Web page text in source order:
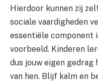
Hierdoor kunnen zij
sociale vaardigheden
essentiële component
voorbeeld. Kinderen
dus jouw eigen
van hen. Blijf kalm en